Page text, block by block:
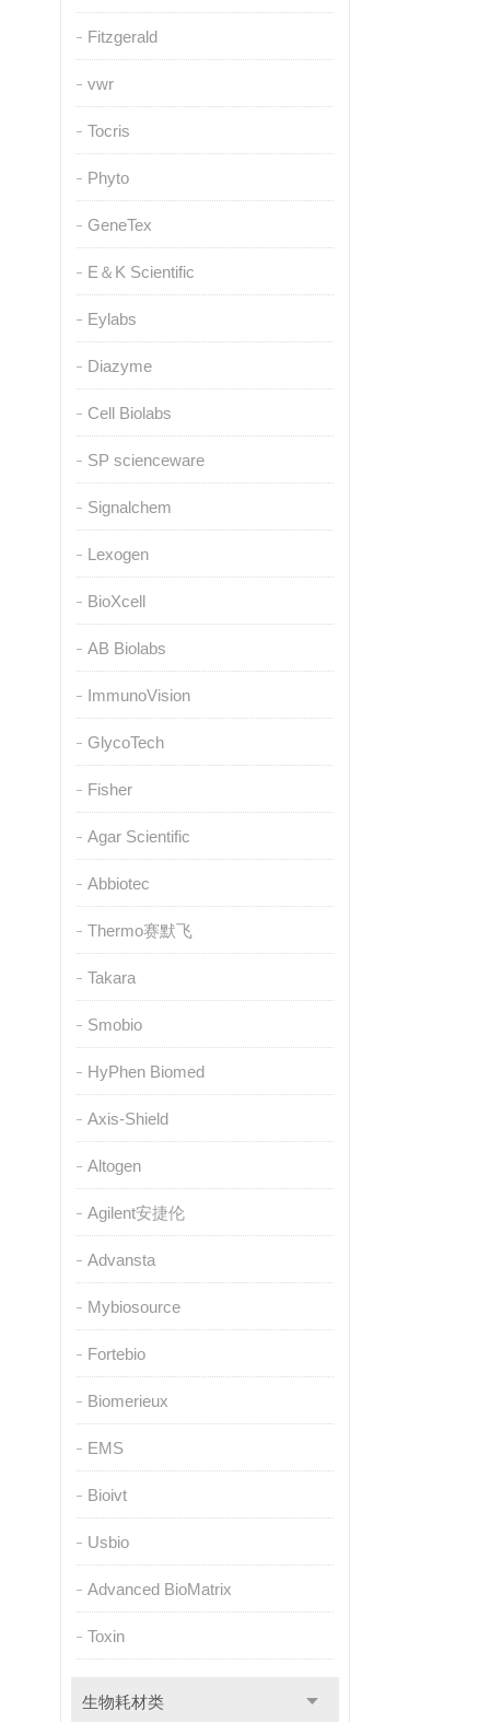
Fitzgerald
vwr
Tocris
Phyto
GeneTex
E＆K Scientific
Eylabs
Diazyme
Cell Biolabs
SP scienceware
Signalchem
Lexogen
BioXcell
AB Biolabs
ImmunoVision
GlycoTech
Fisher
Agar Scientific
Abbiotec
Thermo赛默飞
Takara
Smobio
HyPhen Biomed
Axis-Shield
Altogen
Agilent安捷伦
Advansta
Mybiosource
Fortebio
Biomerieux
EMS
Bioivt
Usbio
Advanced BioMatrix
Toxin
生物耗材类